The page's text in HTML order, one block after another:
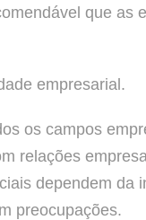
que as
empresarial.
os campos
relações
dependem da
preocupações.